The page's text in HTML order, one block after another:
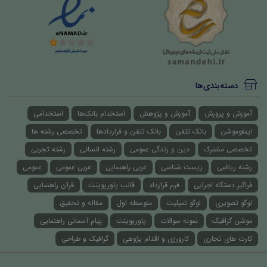
دسته‌بندی‌ها
آموزش و پرورش آموزش و پژوهش استخدام بانک‌ها
استخدامی
اینفوموشن
بانک تلفن بانک تلفن و قراردادها
تخصصی رشته ها
تخصصی مشترک
دین و زندگی عمومی رشته انسانی
رشته تجربی
رشته ریاضی
زیست شناسی عربی راهنمایی عربی عمومی
عمومی
فراگیر دستگاه اجرایی
فرم قرارداد قالب پاورپوینت
قرآن راهنمایی
لوگو تصویری
لوگو تمپلیت متوسطه اول
مقاله و تحقیق
موشن گرافیک
نمونه سوالات پاورپوینت
پیام آسمانی راهنمایی
کارت های تجاری
کارورزی و اقدام پژوهی گرافیک و طراحی